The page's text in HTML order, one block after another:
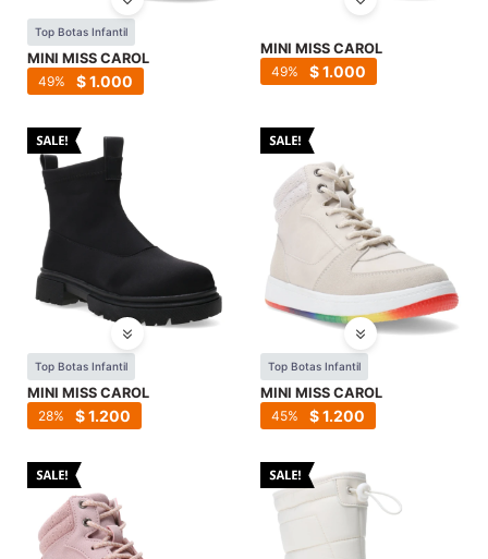
Top Botas Infantil
MINI MISS CAROL
$1.000
49
MINI MISS CAROL
$1.000
49
Top Botas Infantil
MINI MISS CAROL
$1.200
28
Top Botas Infantil
MINI MISS CAROL
$1.200
45